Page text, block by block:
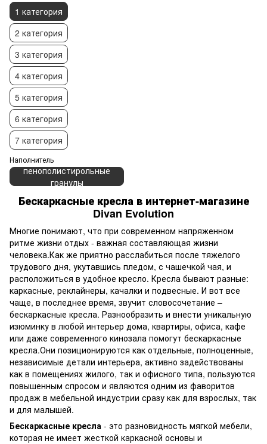
1 категория
2 категория
3 категория
4 категория
5 категория
6 категория
7 категория
Наполнитель
пенополистирольные
гранулы
Бескаркасные кресла в интернет-магазине
Divan Evolution
Многие понимают, что при современном напряженном
ритме жизни отдых - важная составляющая жизни
человека.Как же приятно расслабиться после тяжелого
трудового дня, укутавшись пледом, с чашечкой чая, и
расположиться в удобное кресло. Кресла бывают разные:
каркасные, реклайнеры, качалки и подвесные. И вот все
чаще, в последнее время, звучит словосочетание –
бескаркасные кресла. Разнообразить и внести уникальную
изюминку в любой интерьер дома, квартиры, офиса, кафе
или даже современного кинозала помогут бескаркасные
кресла.Они позиционируются как отдельные, полноценные,
независимые детали интерьера, активно задействованы
как в помещениях жилого, так и офисного типа, пользуются
повышенным спросом и являются одним из фаворитов
продаж в мебельной индустрии сразу как для взрослых, так
и для малышей.
Бескаркасные кресла - это разновидность мягкой мебели,
которая не имеет жесткой каркасной основы и